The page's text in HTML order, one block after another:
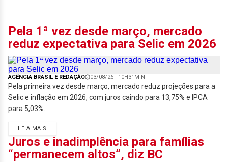
Pela 1ª vez desde março, mercado
reduz expectativa para Selic em 2026
AGÊNCIA BRASIL E REDAÇÃO 03/08/26 - 10H31MIN
Pela primeira vez desde março, mercado reduz projeções para a
Selic e inflação em 2026, com juros caindo para 13,75% e IPCA
para 5,03%.
LEIA MAIS
Juros e inadimplência para famílias
“permanecem altos”, diz BC